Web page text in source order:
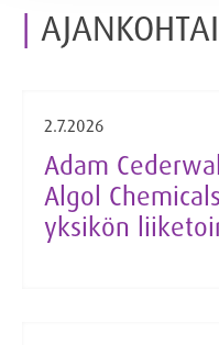
2.7.2026
Adam
Algol
yksikön